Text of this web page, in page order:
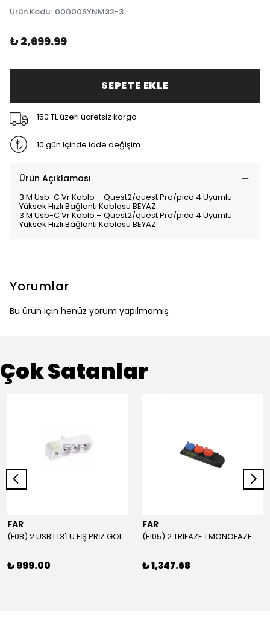
Ürün Kodu: 00000SYNM32-3
₺ 2,699.99
SEPETE EKLE
150 TL üzeri ücretsiz kargo
10 gün içinde iade değişim
Ürün Açıklaması
3 M Usb-C Vr Kablo – Quest2/quest Pro/pico 4 Uyumlu
Yüksek Hızlı Bağlantı Kablosu BEYAZ
3 M Usb-C Vr Kablo – Quest2/quest Pro/pico 4 Uyumlu
Yüksek Hızlı Bağlantı Kablosu BEYAZ
Yorumlar
Bu ürün için henüz yorum yapılmamış.
Çok Satanlar
FAR
(F08) 2 USB'Lİ 3'LÜ FİŞ PRİZ GOLYAT
₺ 999.00
FAR
(F105) 2 TRİFAZE 1 MONOFAZE GRUP PRİZ
₺ 1,347.68